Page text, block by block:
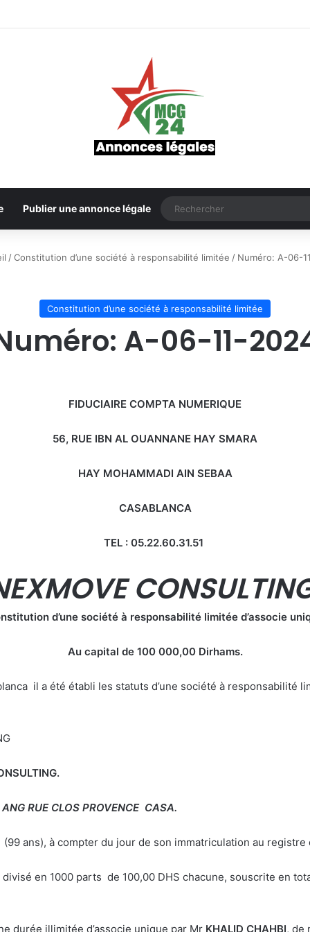
Publier une annonce légale
/Constitution d’une société à responsabilité limitée / Numéro: A-06-
Constitution d’une société à responsabilité limitée
A-06-11-
FIDUCIAIRE COMPTA NUMERIQUE
56, RUE IBN AL OUANNANE HAY SMARA
HAY MOHAMMADI AIN SEBAA
CASABLANCA
TEL : 05.22.60.31.51
d’une société à responsabilité limitée d’associe
Au capital de 100 000,00 Dirhams.
il a été établi les statuts d’une société à responsabilité
RUE CLOS PROVENCE CASA.
ans), à compter du jour de son immatriculation au
divisé en 1000 parts de 100,00 DHS chacune, souscrite en
durée illimitée d’associe unique par Mr KHALID CHAHBI, de